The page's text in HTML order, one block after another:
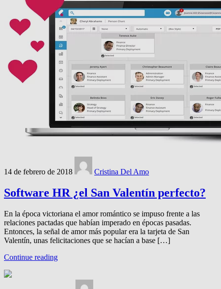
14 de febrero de 2018 Cristina Del Amo
Software HR ¿el San Valentín perfecto?
En la época victoriana el amor romántico se impuso frente a las
relaciones pactadas que habían imperado en épocas pasadas.
Entonces, la señal de amor más popular era la tarjeta de San
Valentín, unas felicitaciones que se hacían a base […]
Continue reading